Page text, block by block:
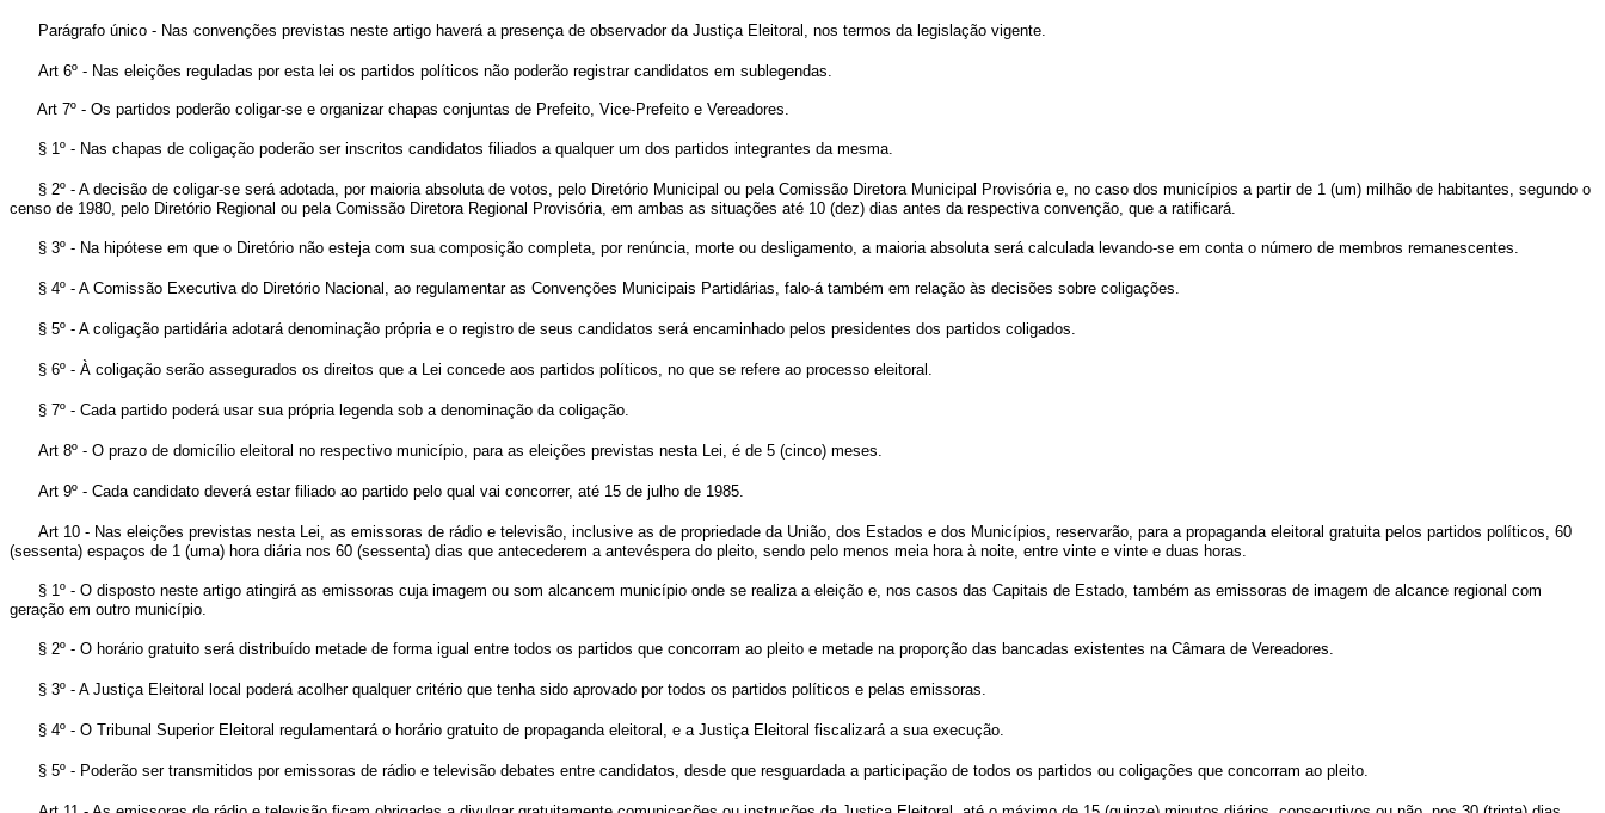
Parágrafo único - Nas convenções previstas neste artigo haverá a presença de observador da Justiça Eleitoral, nos termos da legislação vigente.
Art 6º - Nas eleições reguladas por esta lei os partidos políticos não poderão registrar candidatos em sublegendas.
Art 7º - Os partidos poderão coligar-se e organizar chapas conjuntas de Prefeito, Vice-Prefeito e Vereadores.
§ 1º - Nas chapas de coligação poderão ser inscritos candidatos filiados a qualquer um dos partidos integrantes da mesma.
§ 2º - A decisão de coligar-se será adotada, por maioria absoluta de votos, pelo Diretório Municipal ou pela Comissão Diretora Municipal Provisória e, no caso dos municípios a partir de 1 (um) milhão de habitantes, segundo o
censo de 1980, pelo Diretório Regional ou pela Comissão Diretora Regional Provisória, em ambas as situações até 10 (dez) dias antes da respectiva convenção, que a ratificará.
§ 3º - Na hipótese em que o Diretório não esteja com sua composição completa, por renúncia, morte ou desligamento, a maioria absoluta será calculada levando-se em conta o número de membros remanescentes.
§ 4º - A Comissão Executiva do Diretório Nacional, ao regulamentar as Convenções Municipais Partidárias, falo-á também em relação às decisões sobre coligações.
§ 5º - A coligação partidária adotará denominação própria e o registro de seus candidatos será encaminhado pelos presidentes dos partidos coligados.
§ 6º - À coligação serão assegurados os direitos que a Lei concede aos partidos políticos, no que se refere ao processo eleitoral.
§ 7º - Cada partido poderá usar sua própria legenda sob a denominação da coligação.
Art 8º - O prazo de domicílio eleitoral no respectivo município, para as eleições previstas nesta Lei, é de 5 (cinco) meses.
Art 9º - Cada candidato deverá estar filiado ao partido pelo qual vai concorrer, até 15 de julho de 1985.
Art 10 - Nas eleições previstas nesta Lei, as emissoras de rádio e televisão, inclusive as de propriedade da União, dos Estados e dos Municípios, reservarão, para a propaganda eleitoral gratuita pelos partidos políticos, 60
(sessenta) espaços de 1 (uma) hora diária nos 60 (sessenta) dias que antecederem a antevéspera do pleito, sendo pelo menos meia hora à noite, entre vinte e vinte e duas horas.
§ 1º - O disposto neste artigo atingirá as emissoras cuja imagem ou som alcancem município onde se realiza a eleição e, nos casos das Capitais de Estado, também as emissoras de imagem de alcance regional com
geração em outro município.
§ 2º - O horário gratuito será distribuído metade de forma igual entre todos os partidos que concorram ao pleito e metade na proporção das bancadas existentes na Câmara de Vereadores.
§ 3º - A Justiça Eleitoral local poderá acolher qualquer critério que tenha sido aprovado por todos os partidos políticos e pelas emissoras.
§ 4º - O Tribunal Superior Eleitoral regulamentará o horário gratuito de propaganda eleitoral, e a Justiça Eleitoral fiscalizará a sua execução.
§ 5º - Poderão ser transmitidos por emissoras de rádio e televisão debates entre candidatos, desde que resguardada a participação de todos os partidos ou coligações que concorram ao pleito.